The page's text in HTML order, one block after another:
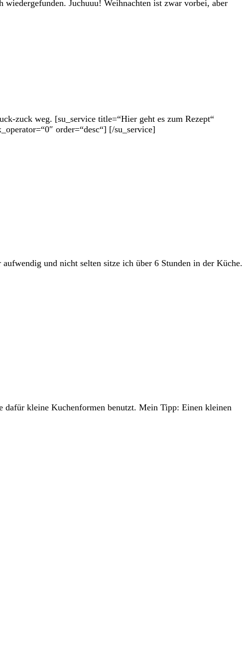
Juchuuu! Weihnachten ist zwar vorbei, aber
zuck weg. [su_service title=“Hier geht es zum Rezept“
order=“desc“] [/su_service]
und nicht selten sitze ich über 6 Stunden in der Küche.
dafür kleine Kuchenformen benutzt. Mein Tipp: Einen kleinen